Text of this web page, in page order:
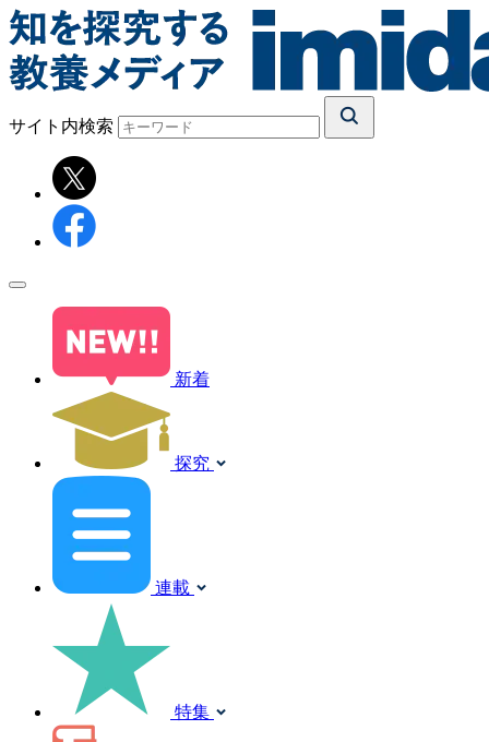
サイト内検索
新着
探究
連載
特集